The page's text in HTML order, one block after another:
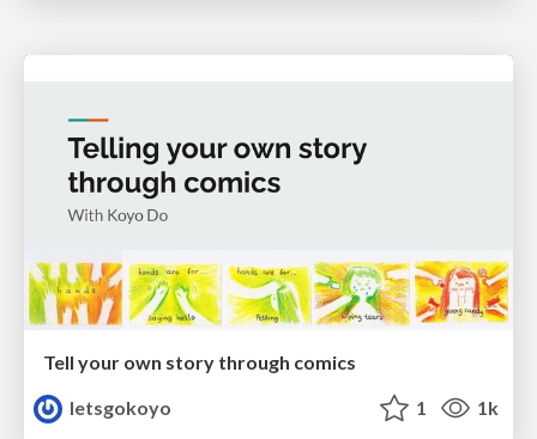
Tell your own story through comics
letsgokoyo
1 1k